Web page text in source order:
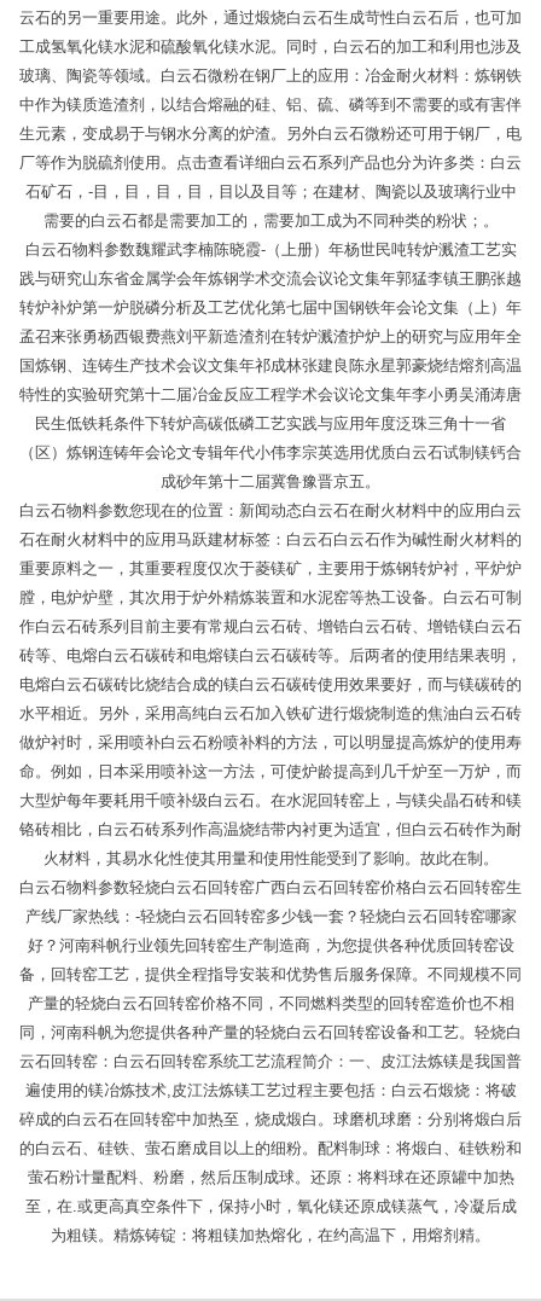
云石的另一重要用途。此外，通过煅烧白云石生成苛性白云石后，也可加
工成氢氧化镁水泥和硫酸氧化镁水泥。同时，白云石的加工和利用也涉及
玻璃、陶瓷等领域。白云石微粉在钢厂上的应用：冶金耐火材料：炼钢铁
中作为镁质造渣剂，以结合熔融的硅、铝、硫、磷等到不需要的或有害伴
生元素，变成易于与钢水分离的炉渣。另外白云石微粉还可用于钢厂，电
厂等作为脱硫剂使用。点击查看详细白云石系列产品也分为许多类：白云
石矿石，-目，目，目，目，目以及目等；在建材、陶瓷以及玻璃行业中
需要的白云石都是需要加工的，需要加工成为不同种类的粉状；。
白云石物料参数魏耀武李楠陈晓霞-（上册）年杨世民吨转炉溅渣工艺实
践与研究山东省金属学会年炼钢学术交流会议论文集年郭猛李镇王鹏张越
转炉补炉第一炉脱磷分析及工艺优化第七届中国钢铁年会论文集（上）年
孟召来张勇杨西银费燕刘平新造渣剂在转炉溅渣护炉上的研究与应用年全
国炼钢、连铸生产技术会议文集年祁成林张建良陈永星郭豪烧结熔剂高温
特性的实验研究第十二届冶金反应工程学术会议论文集年李小勇吴涌涛唐
民生低铁耗条件下转炉高碳低磷工艺实践与应用年度泛珠三角十一省
（区）炼钢连铸年会论文专辑年代小伟李宗英选用优质白云石试制镁钙合
成砂年第十二届冀鲁豫晋京五。
白云石物料参数您现在的位置：新闻动态白云石在耐火材料中的应用白云
石在耐火材料中的应用马跃建材标签：白云石白云石作为碱性耐火材料的
重要原料之一，其重要程度仅次于菱镁矿，主要用于炼钢转炉衬，平炉炉
膛，电炉炉壁，其次用于炉外精炼装置和水泥窑等热工设备。白云石可制
作白云石砖系列目前主要有常规白云石砖、增锆白云石砖、增锆镁白云石
砖等、电熔白云石碳砖和电熔镁白云石碳砖等。后两者的使用结果表明，
电熔白云石碳砖比烧结合成的镁白云石碳砖使用效果要好，而与镁碳砖的
水平相近。另外，采用高纯白云石加入铁矿进行煅烧制造的焦油白云石砖
做炉衬时，采用喷补白云石粉喷补料的方法，可以明显提高炼炉的使用寿
命。例如，日本采用喷补这一方法，可使炉龄提高到几千炉至一万炉，而
大型炉每年要耗用千喷补级白云石。在水泥回转窑上，与镁尖晶石砖和镁
铬砖相比，白云石砖系列作高温烧结带内衬更为适宜，但白云石砖作为耐
火材料，其易水化性使其用量和使用性能受到了影响。故此在制。
白云石物料参数轻烧白云石回转窑广西白云石回转窑价格白云石回转窑生
产线厂家热线：-轻烧白云石回转窑多少钱一套？轻烧白云石回转窑哪家
好？河南科帆行业领先回转窑生产制造商，为您提供各种优质回转窑设
备，回转窑工艺，提供全程指导安装和优势售后服务保障。不同规模不同
产量的轻烧白云石回转窑价格不同，不同燃料类型的回转窑造价也不相
同，河南科帆为您提供各种产量的轻烧白云石回转窑设备和工艺。轻烧白
云石回转窑：白云石回转窑系统工艺流程简介：一、皮江法炼镁是我国普
遍使用的镁冶炼技术,皮江法炼镁工艺过程主要包括：白云石煅烧：将破
碎成的白云石在回转窑中加热至，烧成煅白。球磨机球磨：分别将煅白后
的白云石、硅铁、萤石磨成目以上的细粉。配料制球：将煅白、硅铁粉和
萤石粉计量配料、粉磨，然后压制成球。还原：将料球在还原罐中加热
至，在.或更高真空条件下，保持小时，氧化镁还原成镁蒸气，冷凝后成
为粗镁。精炼铸锭：将粗镁加热熔化，在约高温下，用熔剂精。